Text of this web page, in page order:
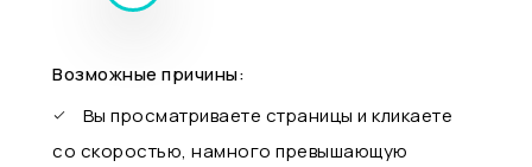
Возможные причины:
Вы просматриваете страницы и кликаете
со скоростью, намного превышающую